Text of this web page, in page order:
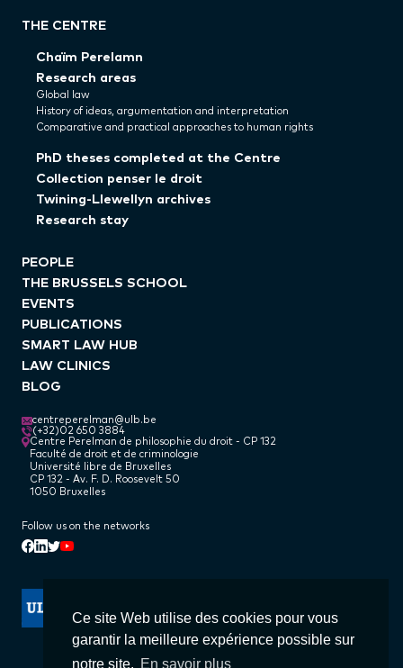
Ce site Web utilise des cookies pour vous
garantir la meilleure expérience possible sur
notre site. En savoir plus
THE CENTRE
Chaïm Perelamn
Research areas
Global law
History of ideas, argumentation and interpretation
Comparative and practical approaches to human rights
PhD theses completed at the Centre
Collection penser le droit
Twining-Llewellyn archives
Research stay
PEOPLE
THE BRUSSELS SCHOOL
EVENTS
PUBLICATIONS
SMART LAW HUB
LAW CLINICS
BLOG
centreperelman@ulb.be
(+32)02 650 3884
Centre Perelman de philosophie du droit - CP 132
Faculté de droit et de criminologie
Université libre de Bruxelles
CP 132 - Av. F. D. Roosevelt 50
1050 Bruxelles
Follow us on the networks
Facebook
Linkedin
Twitter
Youtube